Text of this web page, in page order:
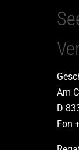
Am
D
Fon